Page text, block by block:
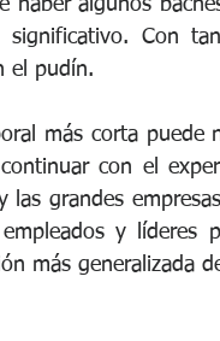
Con
el pudín.
más corta
con el
las grandes
y líderes
más generalizada